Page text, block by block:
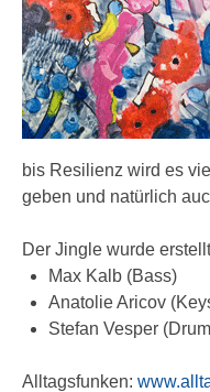
bis Resilienz wird es
geben und natürlich
Der Jingle wurde
Max Kalb (Bass)
Anatolie Aricov
Stefan Vesper
Alltagsfunken: